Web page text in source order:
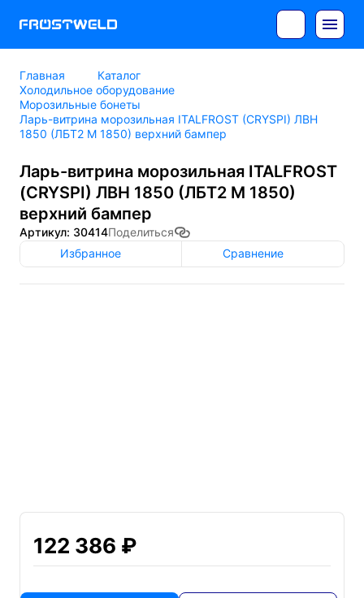
Главная
Каталог
Холодильное оборудование
Морозильные бонеты
Ларь-витрина морозильная ITALFROST (CRYSPI) ЛВН
1850 (ЛБТ2 М 1850) верхний бампер
Ларь-витрина морозильная ITALFROST
(CRYSPI) ЛВН 1850 (ЛБТ2 М 1850)
верхний бампер
Артикул: 30414Поделиться
Избранное
Сравнение
122 386 ₽